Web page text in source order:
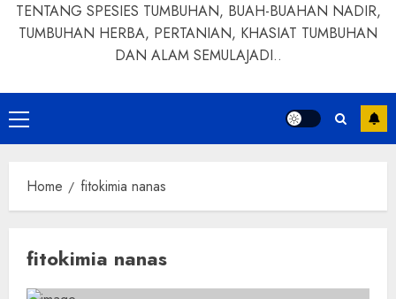
TENTANG SPESIES TUMBUHAN, BUAH-BUAHAN NADIR,
TUMBUHAN HERBA, PERTANIAN, KHASIAT TUMBUHAN
DAN ALAM SEMULAJADI..
Primary
Menu
Home fitokimia nanas
fitokimia nanas